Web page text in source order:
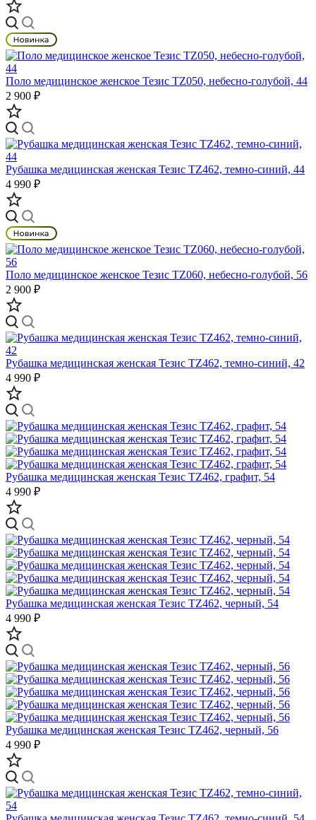
Поло медицинское женское Тезис TZ050, небесно-голубой, 44
2 900 ₽
Рубашка медицинская женская Тезис TZ462, темно-синий, 44
4 990 ₽
Поло медицинское женское Тезис TZ060, небесно-голубой, 56
2 900 ₽
Рубашка медицинская женская Тезис TZ462, темно-синий, 42
4 990 ₽
Рубашка медицинская женская Тезис TZ462, графит, 54
4 990 ₽
Рубашка медицинская женская Тезис TZ462, черный, 54
4 990 ₽
Рубашка медицинская женская Тезис TZ462, черный, 56
4 990 ₽